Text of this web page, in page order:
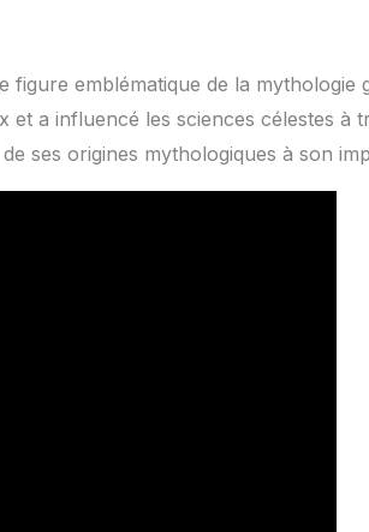
figure emblématique de la mythologie
et a influencé les sciences célestes à
de ses origines mythologiques à son